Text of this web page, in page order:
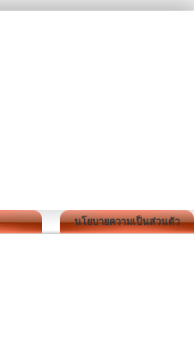
นโยบายความเป็นส่วนตัว